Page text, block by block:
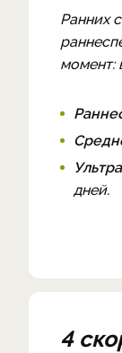
Ранних
момент:
дней.
4